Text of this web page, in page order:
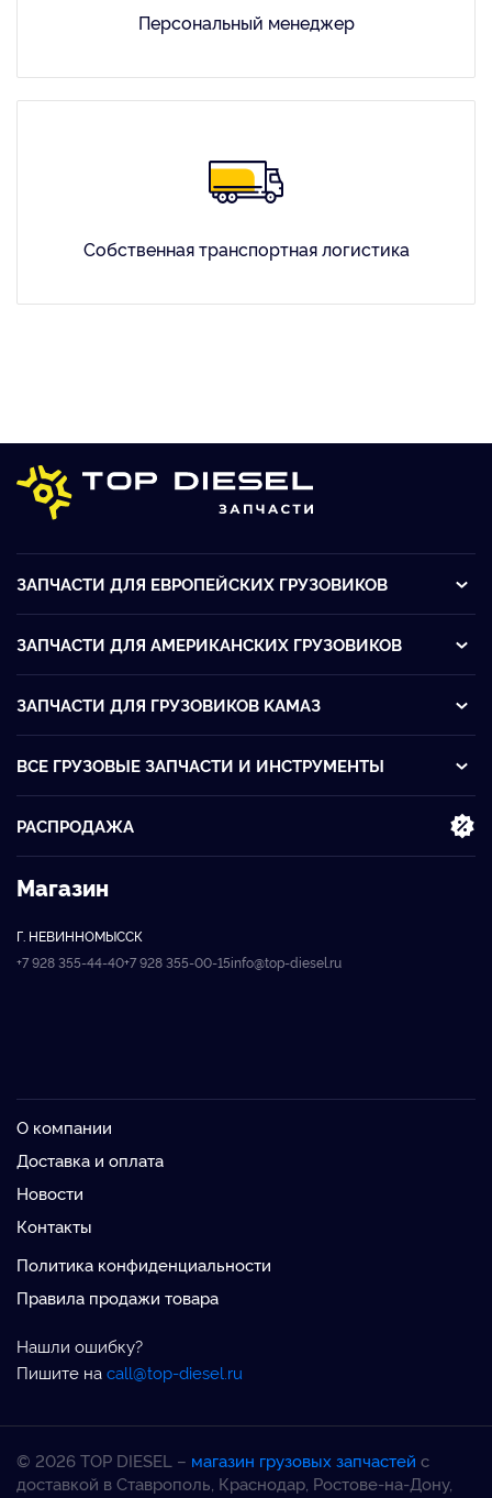
Персональный менеджер
Собственная транспортная логистика
ЗАПЧАСТИ ДЛЯ ЕВРОПЕЙСКИХ ГРУЗОВИКОВ
ЗАПЧАСТИ ДЛЯ АМЕРИКАНСКИХ ГРУЗОВИКОВ
ЗАПЧАСТИ ДЛЯ ГРУЗОВИКОВ KАМАЗ
ВСЕ ГРУЗОВЫЕ ЗАПЧАСТИ И ИНСТРУМЕНТЫ
РАСПРОДАЖА
Магазин
Г. НЕВИННОМЫССК
+7 928 355-44-40+7 928 355-00-15info@top-diesel.ru
О компании
Доставка и оплата
Новости
Контакты
Политика конфиденциальности
Правила продажи товара
Нашли ошибку?
Пишите наcall@top-diesel.ru
© 2026 TOP DIESEL – магазин грузовых запчастей с
доставкой в Ставрополь, Краснодар, Ростове-на-Дону,